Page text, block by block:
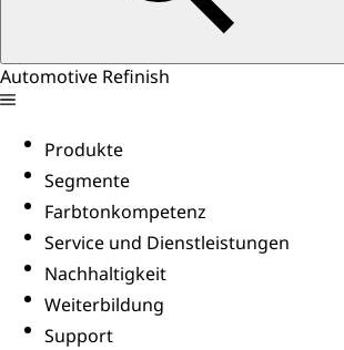
Automotive Refinish
Produkte
Segmente
Farbtonkompetenz
Service und Dienstleistungen
Nachhaltigkeit
Weiterbildung
Support